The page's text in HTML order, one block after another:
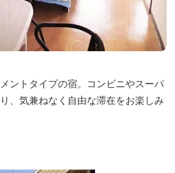
ントタイプの宿。コンビニやスーパ
、気兼ねなく自由な滞在をお楽しみ